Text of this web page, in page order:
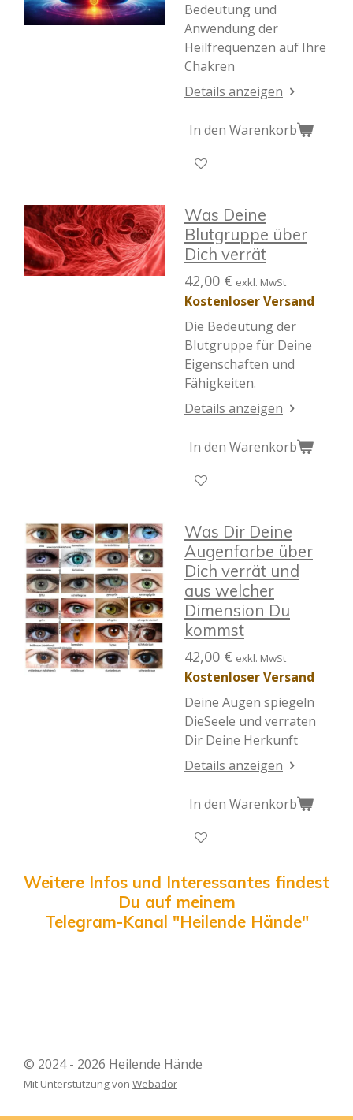
Bedeutung und
Anwendung der
Heilfrequenzen auf Ihre
Chakren
Details anzeigen
In den Warenkorb
Was Deine
Blutgruppe über
Dich verrät
42,00 € exkl. MwSt
Kostenloser Versand
Die Bedeutung der
Blutgruppe für Deine
Eigenschaften und
Fähigkeiten.
Details anzeigen
In den Warenkorb
Was Dir Deine
Augenfarbe über
Dich verrät und
aus welcher
Dimension Du
kommst
42,00 € exkl. MwSt
Kostenloser Versand
Deine Augen spiegeln
DieSeele und verraten
Dir Deine Herkunft
Details anzeigen
In den Warenkorb
Weitere Infos und Interessantes findest
Du auf meinem
Telegram-Kanal "Heilende Hände"
© 2024 - 2026 Heilende Hände
Mit Unterstützung von Webador